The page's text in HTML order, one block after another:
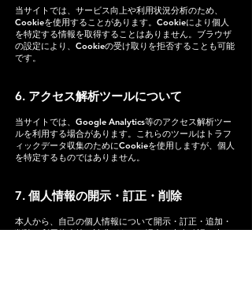
当サイトでは、サービス向上や利用状況分析のため、
Cookieを使用することがあります。Cookieにより個人
を特定する情報を取得することはありません。ブラウザ
の設定により、Cookieの受け取りを拒否することも可能
です。
6. アクセス解析ツールについて
当サイトでは、Google Analytics等のアクセス解析ツー
ルを利用する場合があります。これらのツールはトラフ
ィックデータ収集のためにCookieを使用しますが、個人
を特定するものではありません。
7. 個人情報の開示・訂正・削除
本人から、自己の個人情報について開示・訂正・追加・
削除・利用停止等の請求があった場合、本人確認の上、